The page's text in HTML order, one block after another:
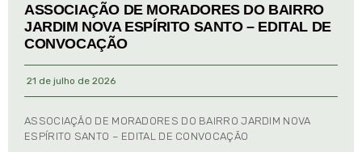
ASSOCIAÇÃO DE MORADORES DO BAIRRO
JARDIM NOVA ESPÍRITO SANTO – EDITAL DE
CONVOCAÇÃO
21 de julho de 2026
ASSOCIAÇÃO DE MORADORES DO BAIRRO JARDIM NOVA
ESPÍRITO SANTO – EDITAL DE CONVOCAÇÃO